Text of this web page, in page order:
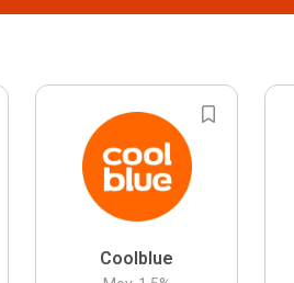
Coolblue